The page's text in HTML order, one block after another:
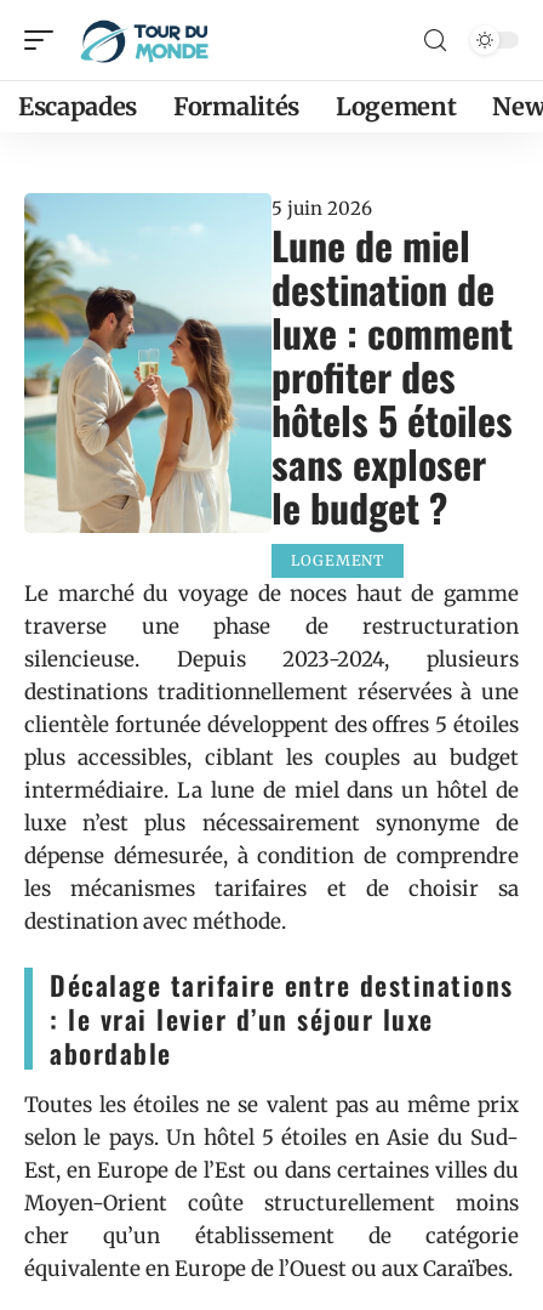
Escapades Formalités Logement
5 juin 2026
Lune de miel
destination de
luxe : comment
profiter des
hôtels 5 étoiles
sans exploser
le budget ?
LOGEMENT
Le marché du voyage de noces haut de gamme
traverse une phase de restructuration
silencieuse. Depuis 2023-2024, plusieurs
destinations traditionnellement réservées à une
clientèle fortunée développent des offres 5 étoiles
plus accessibles, ciblant les couples au budget
intermédiaire. La lune de miel dans un hôtel de
luxe n’est plus nécessairement synonyme de
dépense démesurée, à condition de comprendre
les mécanismes tarifaires et de choisir sa
destination avec méthode.
Décalage tarifaire entre destinations
: le vrai levier d’un séjour luxe
abordable
Toutes les étoiles ne se valent pas au même prix
selon le pays. Un hôtel 5 étoiles en Asie du Sud-
Est, en Europe de l’Est ou dans certaines villes du
Moyen-Orient coûte structurellement moins
cher qu’un établissement de catégorie
équivalente en Europe de l’Ouest ou aux Caraïbes.